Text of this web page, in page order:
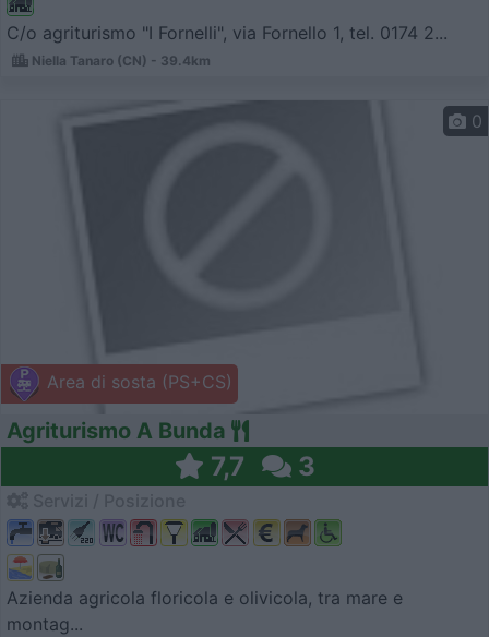
C/o agriturismo "I Fornelli", via Fornello 1, tel. 0174 2...
Niella Tanaro (CN) - 39.4km
Area di sosta (PS+CS)
0
Agriturismo A Bunda
7,7 3
Azienda agricola floricola e olivicola, tra mare e
montag...